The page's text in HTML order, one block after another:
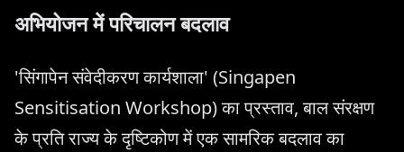
अभियोजन में परिचालन बदलाव
'सिंगापेन संवेदीकरण कार्यशाला' (Singapen
Sensitisation Workshop) का प्रस्ताव, बाल संरक्षण
के प्रति राज्य के दृष्टिकोण में एक सामरिक बदलाव का